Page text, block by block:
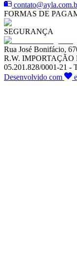
FORMAS DE
SEGURANÇA
Rua José Bonifácio,
R.W.
05.201.828/0001-21 -
Desenvolvido com
e